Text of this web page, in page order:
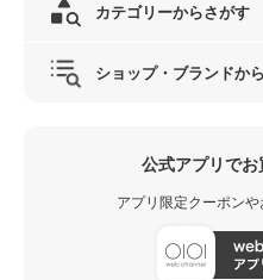
カテゴリーからさがす
ショップ・ブランドか
公式アプリでお
アプリ限定クーポン